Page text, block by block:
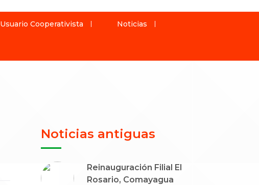
Usuario Cooperativista Noticias
Noticias antiguas
Reinauguración Filial El
Rosario, Comayagua